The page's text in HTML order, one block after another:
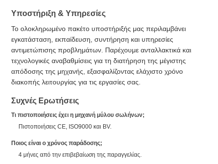
Υποστήριξη & Υπηρεσίες
Το ολοκληρωμένο πακέτο υποστήριξής μας περιλαμβάνει
εγκατάσταση, εκπαίδευση, συντήρηση και υπηρεσίες
αντιμετώπισης προβλημάτων. Παρέχουμε ανταλλακτικά και
τεχνολογικές αναβαθμίσεις για τη διατήρηση της μέγιστης
απόδοσης της μηχανής, εξασφαλίζοντας ελάχιστο χρόνο
διακοπής λειτουργίας για τις εργασίες σας.
Συχνές Ερωτήσεις
Τι πιστοποιήσεις έχει η μηχανή μύλου σωλήνων;
Πιστοποιήσεις CE, ISO9000 και BV.
Ποιος είναι ο χρόνος παράδοσης;
4 μήνες από την επιβεβαίωση της παραγγελίας.